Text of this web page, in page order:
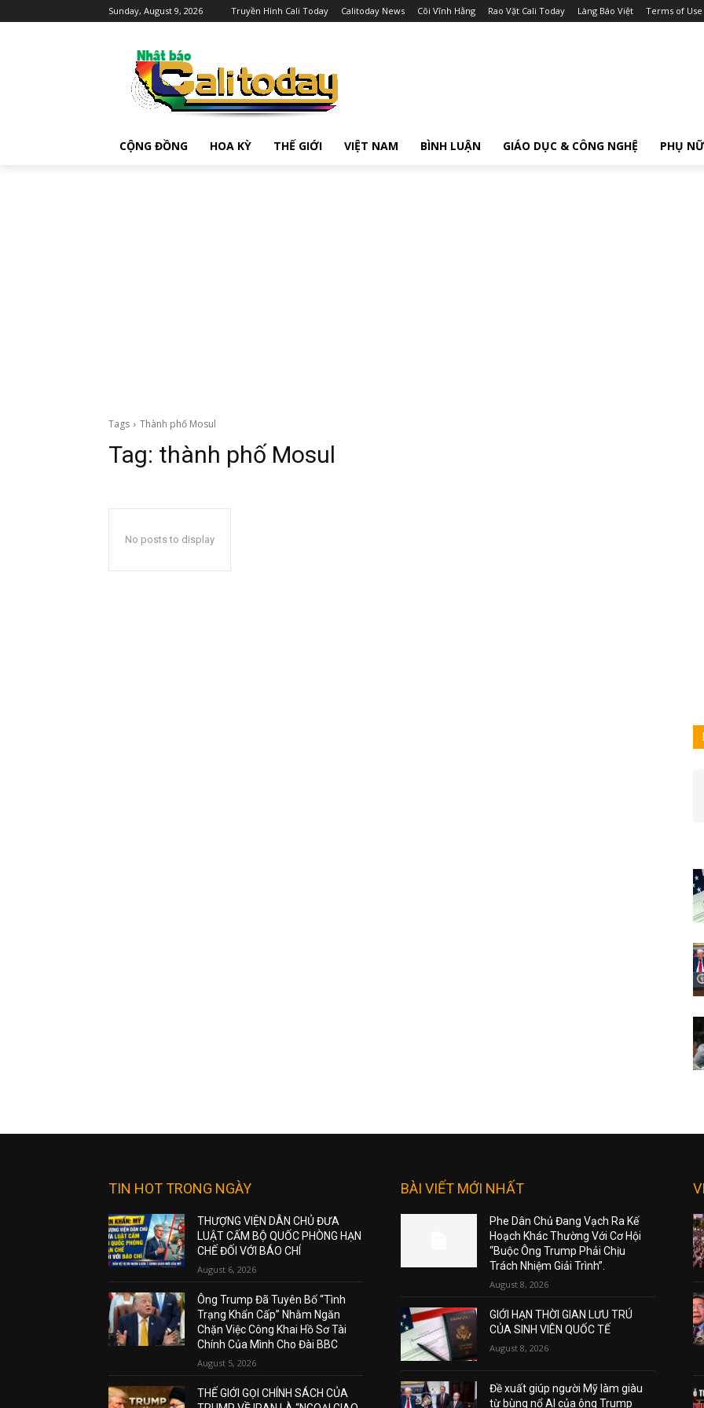
Sunday, August 9, 2026 Truyền Hình Cali Today Calitoday News Cõi Vĩnh Hằng Rao Vặt Cali Today Làng Báo Việt Terms of Use
CỘNG ĐỒNG HOA KỲ THẾ GIỚI VIỆT NAM BÌNH LUẬN GIÁO DỤC & CÔNG NGHỆ PHỤ NỮ
Tags Thành phố Mosul
Tag: thành phố Mosul
No posts to display
TIN HOT TRONG NGÀY
THƯỢNG VIỆN DÂN CHỦ ĐƯA
LUẬT CẤM BỘ QUỐC PHÒNG HẠN
CHẾ ĐỐI VỚI BÁO CHÍ
August 6, 2026
Ông Trump Đã Tuyên Bố “Tình
Trạng Khẩn Cấp” Nhằm Ngăn
Chặn Việc Công Khai Hồ Sơ Tài
Chính Của Mình Cho Đài BBC
August 5, 2026
THẾ GIỚI GỌI CHÍNH SÁCH CỦA
BÀI VIẾT MỚI NHẤT
Phe Dân Chủ Đang Vạch Ra Kế
Hoạch Khác Thường Với Cơ Hội
“Buộc Ông Trump Phải Chịu
Trách Nhiệm Giải Trình”.
August 8, 2026
GIỚI HẠN THỜI GIAN LƯU TRÚ
CỦA SINH VIÊN QUỐC TẾ
August 8, 2026
Đề xuất giúp người Mỹ làm giàu
từ bùng nổ AI của ông Trump